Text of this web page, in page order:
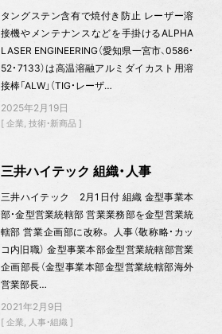
タングステン含有で焼付き防止 レーザー溶
接機やメンテナンスなどを手掛けるALPHA
LASER ENGINEERING（愛知県一宮市、0586・
52・7133）は高温溶融アルミダイカスト用溶
接棒「ALW」（TIG・レーザ…
2025年2月19日
企業 技術・新商品
三井ハイテック 組織・人事
三井ハイテック 2月1日付 組織 金型事業本
部・金型営業統轄部 営業業務部を金型営業統
轄部 営業企画部に改称。 人事（敬称略・カッ
コ内旧職） 金型事業本部金型営業統轄部営業
企画部長（金型事業本部金型営業統轄部海外
営業部長…
2021年2月9日
企業 人事・組織